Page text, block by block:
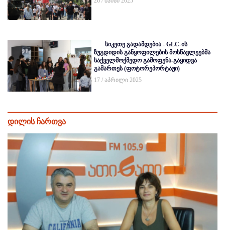
სიკეთე გადამდებია - GLC-ის
ზუგდიდის განყოფილების მოსწავლეებმა
საქველმოქმედო გამოფენა-გაყიდვა
გამართეს (ფოტორეპორტაჟი)
17 / აპრილი 2025
დილის ჩართვა